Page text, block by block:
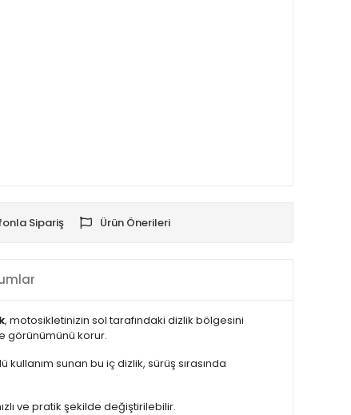
Sipariş Ürün Önerileri
, motosikletinizin sol tarafındaki dizlik bölgesini
görünümünü korur.
sunan bu iç dizlik, sürüş sırasında
ve pratik şekilde değiştirilebilir.